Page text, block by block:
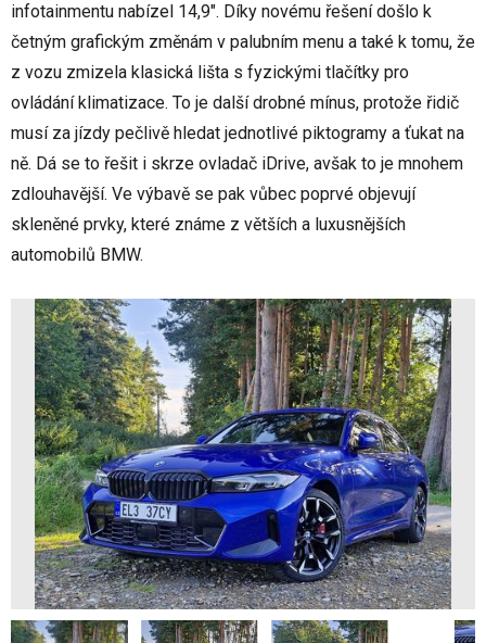
infotainmentu nabízel 14,9". Díky novému řešení došlo k
četným grafickým změnám v palubním menu a také k tomu, že
z vozu zmizela klasická lišta s fyzickými tlačítky pro
ovládání klimatizace. To je další drobné mínus, protože řidič
musí za jízdy pečlivě hledat jednotlivé piktogramy a ťukat na
ně. Dá se to řešit i skrze ovladač iDrive, avšak to je mnohem
zdlouhavější. Ve výbavě se pak vůbec poprvé objevují
skleněné prvky, které známe z větších a luxusnějších
automobilů BMW.